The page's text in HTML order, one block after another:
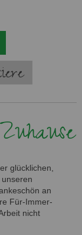
glücklichen,
an
Für-Immer-
nicht